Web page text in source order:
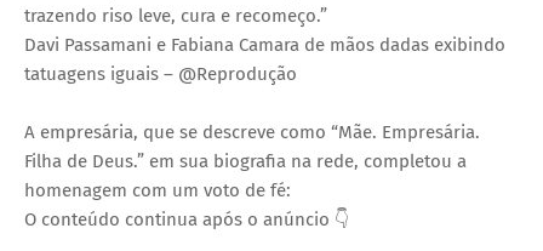
trazendo riso leve, cura e recomeço.”
Davi Passamani e Fabiana Camara de mãos dadas exibindo
tatuagens iguais – @Reprodução
A empresária, que se descreve como “Mãe. Empresária.
Filha de Deus.” em sua biografia na rede, completou a
homenagem com um voto de fé:
O conteúdo continua após o anúncio 👇